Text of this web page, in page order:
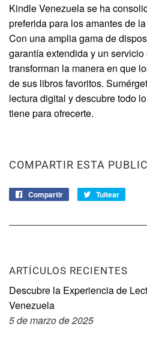
Kindle Venezuela se ha
preferida para los amantes de
Con una amplia gama de
garantía extendida y un
transforman la manera en que
de sus libros favoritos.
lectura digital y descubre todo
tiene para ofrecerte.
COMPARTIR ESTA
Compartir
CompartirTuitear
ARTÍCULOS RECIENTES
Descubre la Experiencia de
Venezuela
5 de marzo de 2025